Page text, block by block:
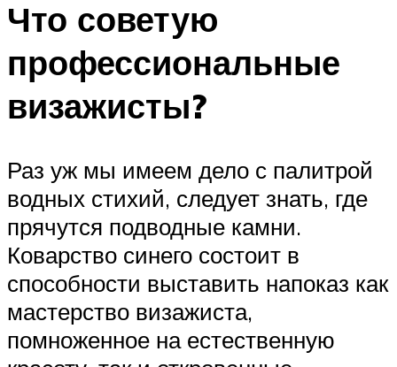
Что советую
профессиональные
визажисты?
Раз уж мы имеем дело с палитрой
водных стихий, следует знать, где
прячутся подводные камни.
Коварство синего состоит в
способности выставить напоказ как
мастерство визажиста,
помноженное на естественную